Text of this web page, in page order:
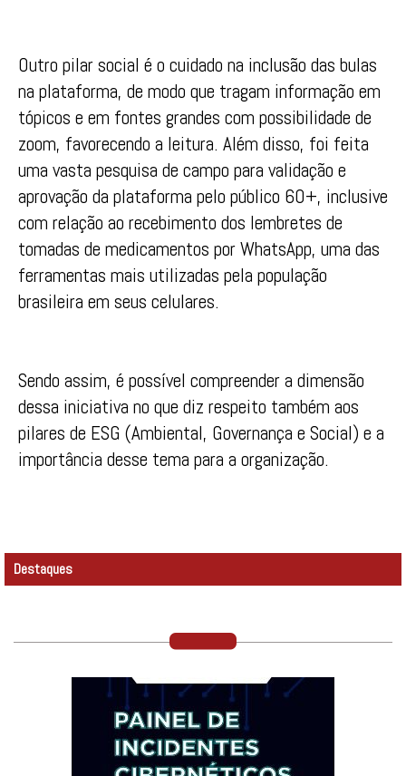
Outro pilar social é o cuidado na inclusão das bulas
na plataforma, de modo que tragam informação em
tópicos e em fontes grandes com possibilidade de
zoom, favorecendo a leitura. Além disso, foi feita
uma vasta pesquisa de campo para validação e
aprovação da plataforma pelo público 60+, inclusive
com relação ao recebimento dos lembretes de
tomadas de medicamentos por WhatsApp, uma das
ferramentas mais utilizadas pela população
brasileira em seus celulares.
Sendo assim, é possível compreender a dimensão
dessa iniciativa no que diz respeito também aos
pilares de ESG (Ambiental, Governança e Social) e a
importância desse tema para a organização.
Destaques